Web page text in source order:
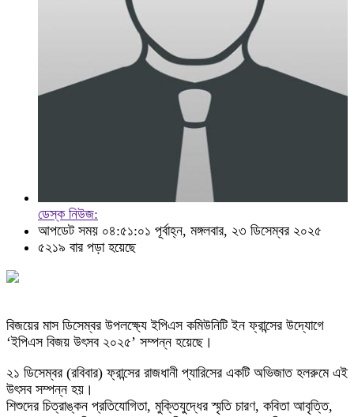
ডেস্ক নিউজ:
আপডেট সময় ০৪:৫১:০১ পূর্বাহ্ন, মঙ্গলবার, ২৩ ডিসেম্বর ২০২৫
৫২১৯ বার পড়া হয়েছে
বিজয়ের মাস ডিসেম্বর উপলক্ষ্যে ইপিএস কমিউনিটি ইন ফ্রান্সের উদ্যোগে
‘ইপিএস বিজয় উৎসব ২০২৫’ সম্পন্ন হয়েছে।
২১ ডিসেম্বর (রবিবার) ফ্রান্সের রাজধানী প্যারিসের একটি অভিজাত হলরুমে এই
উৎসব সম্পন্ন হয়।
শিশুদের চিত্রাঙ্কন প্রতিযোগিতা, মুক্তিযুদ্ধের স্মৃতি চারণ, কবিতা আবৃত্তি,